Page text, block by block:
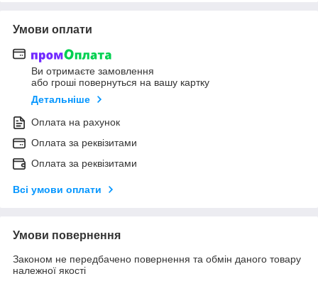
Умови оплати
Ви отримаєте замовлення
або гроші повернуться на вашу картку
Детальніше
Оплата на рахунок
Оплата за реквізитами
Оплата за реквізитами
Всі умови оплати
Умови повернення
Законом не передбачено повернення та обмін даного товару
належної якості